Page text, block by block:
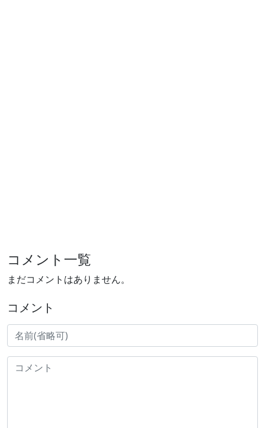
コメント一覧
まだコメントはありません。
コメント